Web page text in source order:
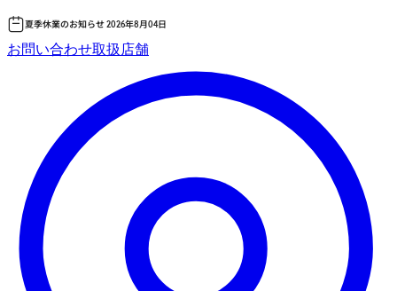
ン
ス
キッ
夏季休業のお知らせ 2026年8月04日
お問い合わせ取扱店舗